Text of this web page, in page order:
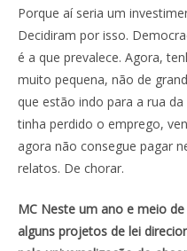
Porque aí seria um
Decidiram por isso.
é a que prevalece. Agora,
muito pequena, não de
que estão indo para a rua
tinha perdido o emprego,
agora não consegue pagar
relatos. De chorar.
MC Neste um ano e meio
alguns projetos de lei